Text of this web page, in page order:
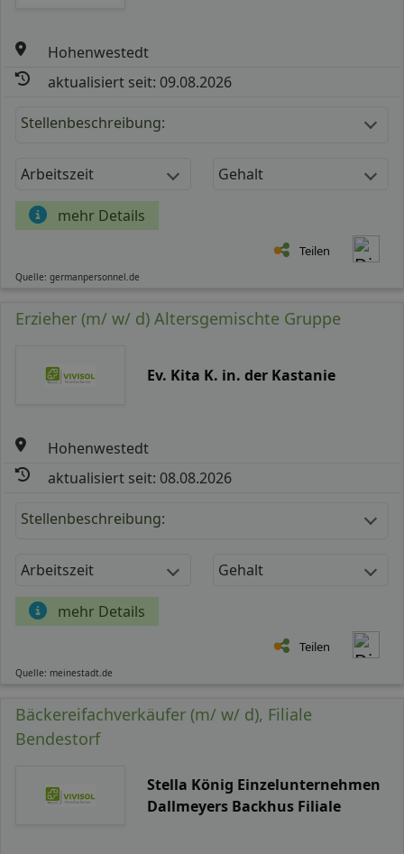
Hohenwestedt
aktualisiert seit: 09.08.2026
Stellenbeschreibung:
Arbeitszeit Gehalt
mehr Details
Teilen
Quelle: germanpersonnel.de
Erzieher (m/ w/ d) Altersgemischte Gruppe
Ev. Kita K. in. der Kastanie
Hohenwestedt
aktualisiert seit: 08.08.2026
Stellenbeschreibung:
Arbeitszeit Gehalt
mehr Details
Teilen
Quelle: meinestadt.de
Bäckereifachverkäufer (m/ w/ d), Filiale
Bendestorf
Stella König Einzelunternehmen
Dallmeyers Backhus Filiale